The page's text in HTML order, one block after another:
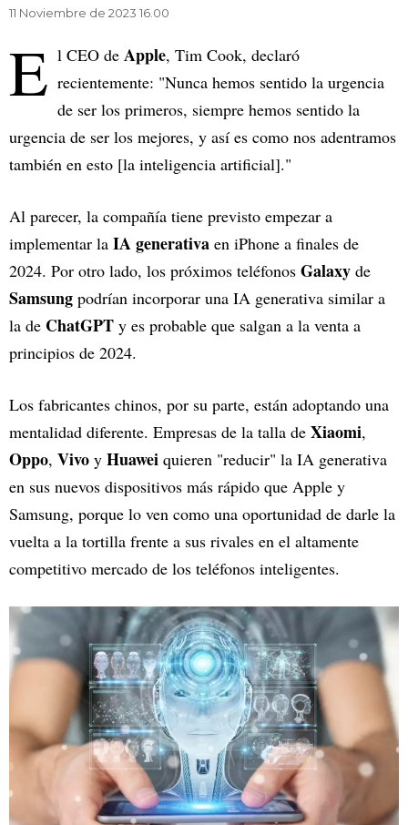
11 Noviembre de 2023 16.00
E l CEO de Apple, Tim Cook, declaró
recientemente: "Nunca hemos sentido la urgencia
de ser los primeros, siempre hemos sentido la
urgencia de ser los mejores, y así es como nos adentramos
también en esto [la inteligencia artificial]."
Al parecer, la compañía tiene previsto empezar a
implementar la IA generativa en iPhone a finales de
2024. Por otro lado, los próximos teléfonos Galaxy de
Samsung podrían incorporar una IA generativa similar a
la de ChatGPT y es probable que salgan a la venta a
principios de 2024.
Los fabricantes chinos, por su parte, están adoptando una
mentalidad diferente. Empresas de la talla de Xiaomi,
Oppo, Vivo y Huawei quieren "reducir" la IA generativa
en sus nuevos dispositivos más rápido que Apple y
Samsung, porque lo ven como una oportunidad de darle la
vuelta a la tortilla frente a sus rivales en el altamente
competitivo mercado de los teléfonos inteligentes.